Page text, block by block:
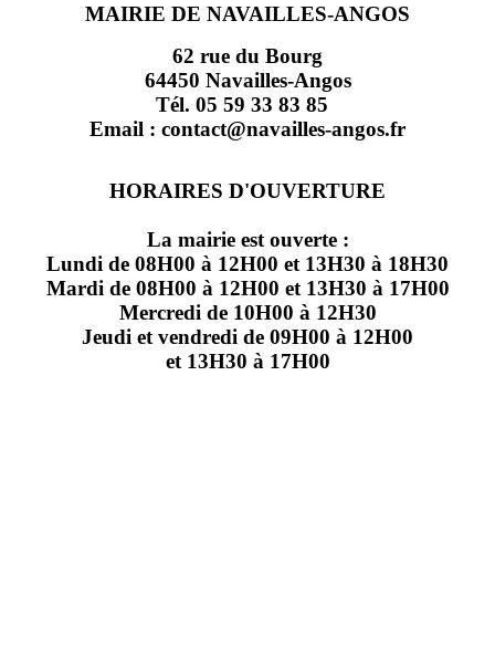
MAIRIE DE NAVAILLES-ANGOS
62 rue du Bourg
64450 Navailles-Angos
Tél. 05 59 33 83 85
Email : contact@navailles-angos.fr
HORAIRES D'OUVERTURE
La mairie est ouverte :
Lundi de 08H00 à 12H00 et 13H30 à 18H30
Mardi de 08H00 à 12H00 et 13H30 à 17H00
Mercredi de 10H00 à 12H30
Jeudi et vendredi de 09H00 à 12H00
et 13H30 à 17H00